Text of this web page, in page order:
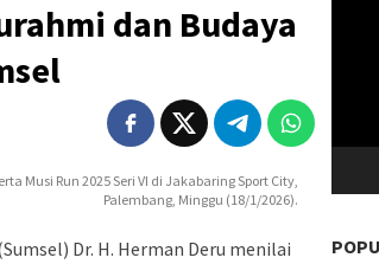
dan Budaya
Musi Run 2025 Seri VI di Jakabaring Sport City,
Palembang, Minggu (18/1/2026).
Dr. H. Herman Deru menilai